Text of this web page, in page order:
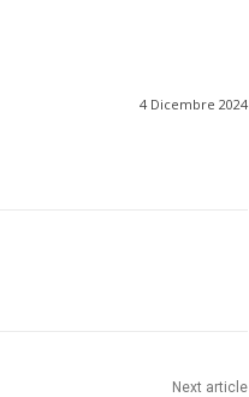
4 Dicembre 2024
Next article